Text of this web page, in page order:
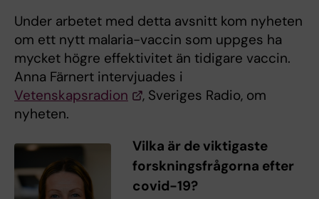
Under arbetet med detta avsnitt kom nyheten
om ett nytt malaria-vaccin som uppges ha
mycket högre effektivitet än tidigare vaccin.
Anna Färnert intervjuades i
Vetenskapsradion
, Sveriges Radio, om
nyheten.
Vilka är de viktigaste
forskningsfrågorna efter
covid-19?